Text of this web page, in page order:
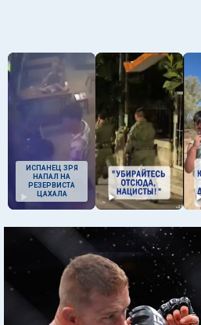
ИСПАНЕЦ ЗРЯ
НАПАЛ НА
РЕЗЕРВИСТА
ЦАХАЛА